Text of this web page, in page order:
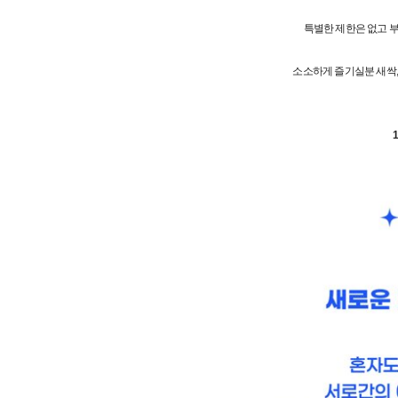
특별한 제한은 없고
소소하게 즐기실분 새